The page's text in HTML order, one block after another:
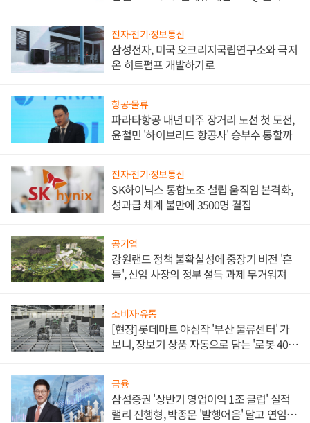
전자·전기·정보통신
삼성전자, 미국 오크리지국립연구소와 극저
온 히트펌프 개발하기로
항공·물류
파라타항공 내년 미주 장거리 노선 첫 도전,
윤철민 '하이브리드 항공사' 승부수 통할까
전자·전기·정보통신
SK하이닉스 통합노조 설립 움직임 본격화,
성과급 체계 불만에 3500명 결집
공기업
강원랜드 정책 불확실성에 중장기 비전 '흔
들', 신임 사장의 정부 설득 과제 무거워져
소비자·유통
[현장] 롯데마트 야심작 '부산 물류센터' 가
보니, 장보기 상품 자동으로 담는 '로봇 400
금융
삼섬증권 '상반기 영업이익 1조 클럽' 실적
랠리 진행형, 박종문 '발행어음' 달고 연임 향